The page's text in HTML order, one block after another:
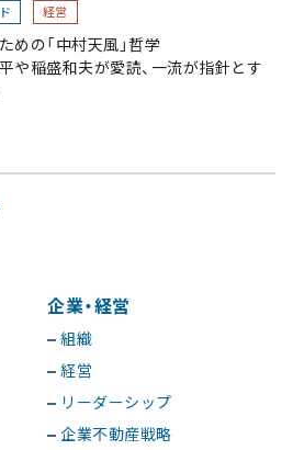
経営
めの「中村天風」哲学
や稲盛和夫が愛読、一流が指針とす
企業・経営
組織
経営
リーダーシップ
企業不動産戦略